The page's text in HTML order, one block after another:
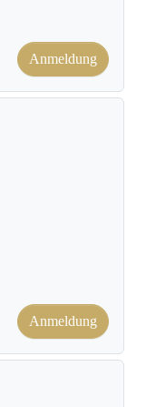
Anmeldung
Anmeldung